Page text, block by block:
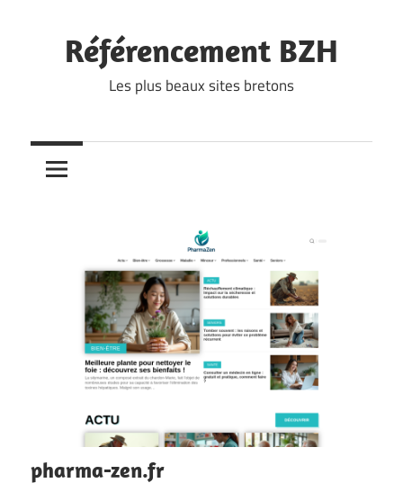
contentRéférencement BZH
Les plus beaux sites bretons
pharma-zen.fr